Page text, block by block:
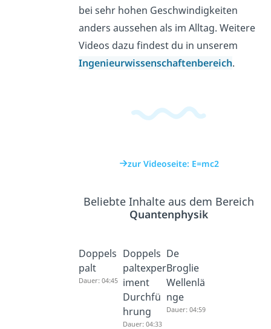
bei sehr hohen Geschwindigkeiten
anders aussehen als im Alltag. Weitere
Videos dazu findest du in unserem
Ingenieurwissenschaftenbereich.
zur Videoseite: E=mc2
Beliebte Inhalte aus dem Bereich
Quantenphysik
Doppels
palt
Dauer: 04:45
Doppels
paltexper
iment
Durchfü
hrung
Dauer: 04:33
De
Broglie
Wellenlä
nge
Dauer: 04:59